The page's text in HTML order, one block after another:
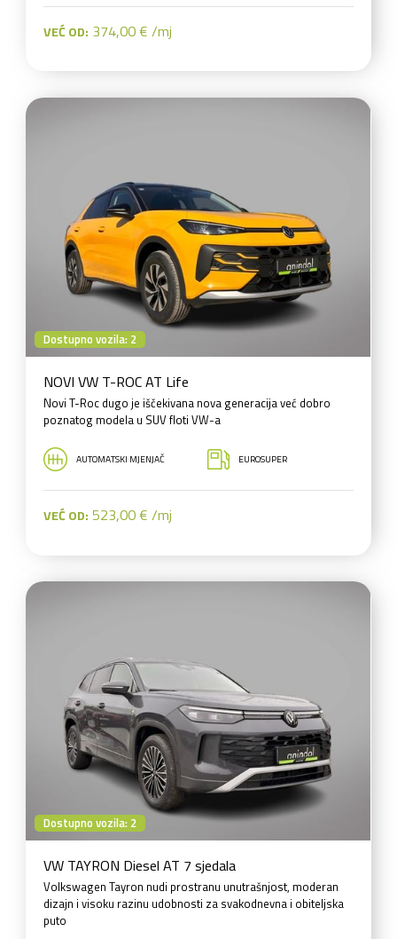
VEĆ OD: 374,00 € /mj
Dostupno vozila: 2
NOVI VW T-ROC AT Life
Novi T-Roc dugo je iščekivana nova generacija već dobro
poznatog modela u SUV floti VW-a
AUTOMATSKI MJENJAČ EUROSUPER
VEĆ OD: 523,00 € /mj
Dostupno vozila: 2
VW TAYRON Diesel AT 7 sjedala
Volkswagen Tayron nudi prostranu unutrašnjost, moderan
dizajn i visoku razinu udobnosti za svakodnevna i obiteljska
puto